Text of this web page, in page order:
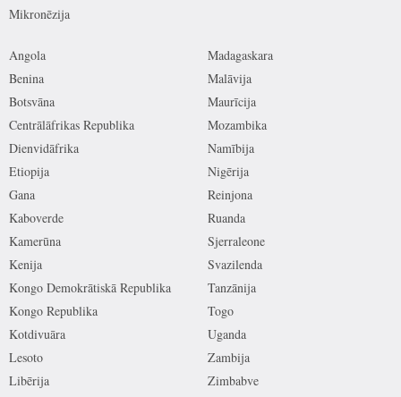
Mikronēzija
Angola
Benina
Botsvāna
Centrālāfrikas Republika
Dienvidāfrika
Etiopija
Gana
Kaboverde
Kamerūna
Kenija
Kongo Demokrātiskā Republika
Kongo Republika
Kotdivuāra
Lesoto
Libērija
Madagaskara
Malāvija
Maurīcija
Mozambika
Namībija
Nigērija
Reinjona
Ruanda
Sjerraleone
Svazilenda
Tanzānija
Togo
Uganda
Zambija
Zimbabve